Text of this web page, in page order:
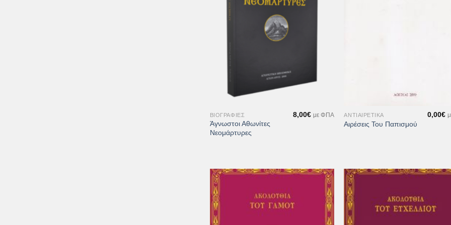
ΒΙΟΓΡΑΦΊΕΣ
Άγνωστοι Αθωνίτες
Νεομάρτυρες
8,00€ με ΦΠΑ ΑΝΤΙΑΙΡΕΤΙΚΆ
Αιρέσεις Του Παπισμού
0,00€